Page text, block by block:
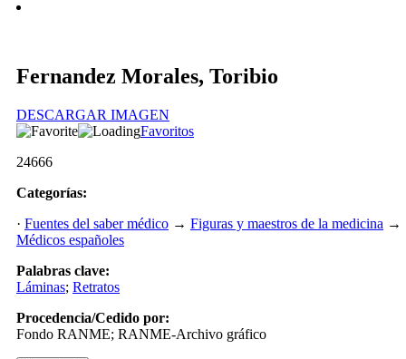
Fernandez Morales, Toribio
DESCARGAR IMAGEN
Favoritos
24666
Categorías:
· Fuentes del saber médico → Figuras y maestros de la medicina →
Médicos españoles
Palabras clave:
Láminas; Retratos
Procedencia/Cedido por:
Fondo RANME; RANME-Archivo gráfico